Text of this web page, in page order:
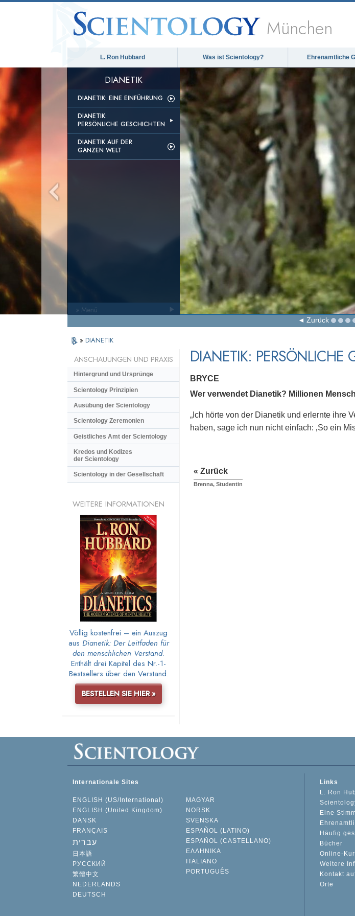
München
L. Ron Hubbard Was ist Scientology? Ehrenamtliche
DIANETIK
DIANETIK: EINE EINFÜHRUNG
DIANETIK:
PERSÖNLICHE GESCHICHTEN
DIANETIK AUF DER
GANZEN WELT
Zurück
» Menü
» DIANETIK
DIANETIK: PERSÖNLICHE
BRYCE
Wer verwendet Dianetik? Millionen
„Ich hörte von der Dianetik und erlernte ihre
haben, sage ich nun nicht einfach: ‚So ein
« Zurück
Brenna, Studentin
ANSCHAUUNGEN UND PRAXIS
Hintergrund und Ursprünge
Scientology Prinzipien
Ausübung der Scientology
Scientology Zeremonien
Geistliches Amt der Scientology
Kredos und Kodizes
der Scientology
Scientology in der Gesellschaft
WEITERE INFORMATIONEN
Völlig kostenfrei – ein Auszug
aus Dianetik: Der Leitfaden für
den menschlichen Verstand.
Enthält drei Kapitel des Nr.-1-
Bestsellers über den Verstand.
BESTELLEN SIE HIER »
Internationale Sites
ENGLISH (US/International)
ENGLISH (United Kingdom)
DANSK
FRANÇAIS
עברית
日本語
РУССКИЙ
繁體中文
NEDERLANDS
DEUTSCH
MAGYAR
NORSK
SVENSKA
ESPAÑOL (LATINO)
ESPAÑOL (CASTELLANO)
ΕΛΛΗΝΙΚA
ITALIANO
PORTUGUÊS
Links
L. Ron
Eine
Häufig
Bücher
Online-
Weitere
Kontakt
Orte